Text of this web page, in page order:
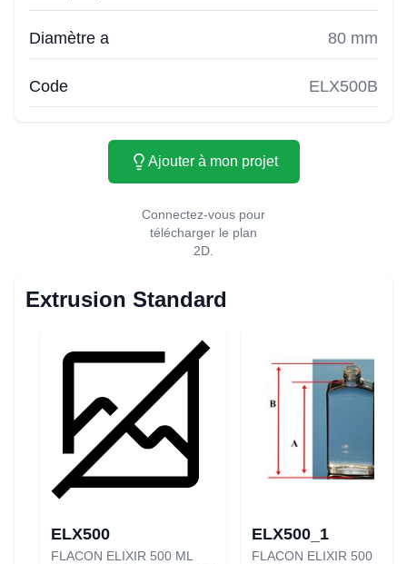
Diamètre a 80 mm
Code ELX500B
Ajouter à mon projet
Connectez-vous pour
télécharger le plan
2D.
Extrusion Standard
ELX500
FLACON ELIXIR 500 ML
ELX500_1
FLACON ELIXIR 500 ML